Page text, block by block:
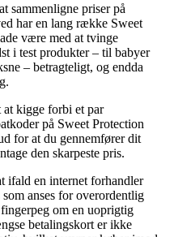
sammenligne priser på
har en lang række Sweet
være med at tvinge
i test produkter – til babyer
– betragteligt, og endda
kigge forbi et par
på Sweet Protection
for at du gennemfører dit
den skarpeste pris.
ifald en internet forhandler
anses for overordentlig
om en uoprigtig
betalingskort er ikke